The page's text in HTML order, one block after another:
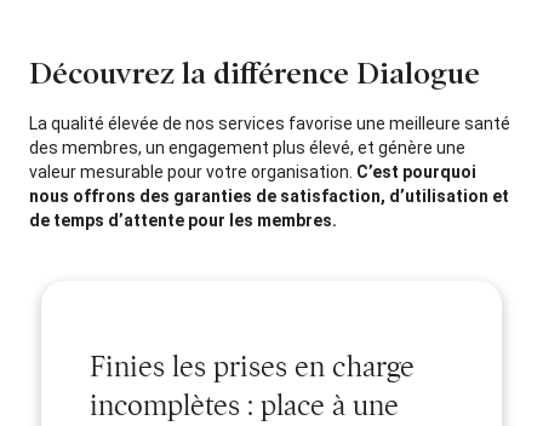
Découvrez la différence Dialogue
La qualité élevée de nos services favorise une meilleure santé
des membres, un engagement plus élevé, et génère une
valeur mesurable pour votre organisation. C’est pourquoi
nous offrons des garanties de satisfaction, d’utilisation et
de temps d’attente pour les membres.
Finies les prises en charge
incomplètes : place à une